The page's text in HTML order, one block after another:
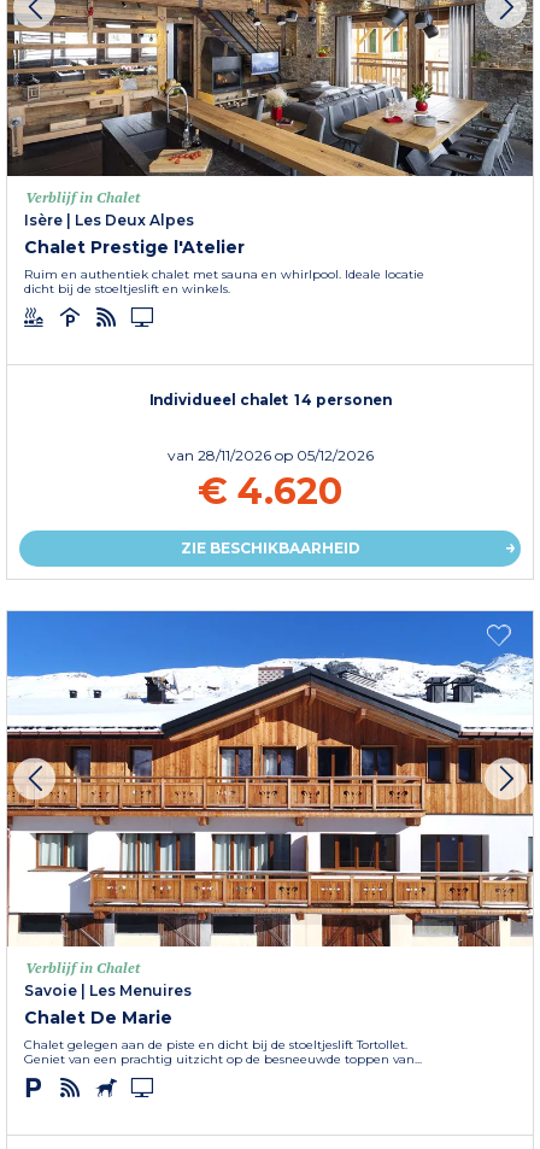
Verblijf in Chalet
Isère | Les Deux Alpes
Chalet Prestige l'Atelier
Ruim en authentiek chalet met sauna en whirlpool. Ideale locatie
dicht bij de stoeltjeslift en winkels.
Individueel chalet 14 personen
van 28/11/2026 op 05/12/2026
€ 4.620
ZIE BESCHIKBAARHEID
Verblijf in Chalet
Savoie | Les Menuires
Chalet De Marie
Chalet gelegen aan de piste en dicht bij de stoeltjeslift Tortollet.
Geniet van een prachtig uitzicht op de besneeuwde toppen van...